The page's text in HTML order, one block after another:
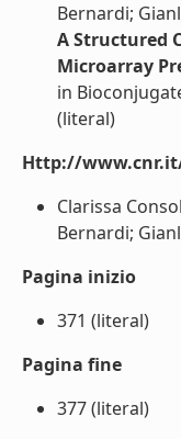
Bernardi;
A Structured
Microarray
in
(literal)
Http://
Clarissa
Bernardi;
Pagina inizio
371 (literal)
Pagina fine
377 (literal)